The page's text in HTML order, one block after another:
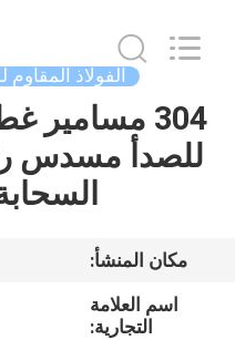
الصفحة
الرئيسية
معلومات
الفولاذ
304 مسامير
مكان المنشأ:
اسم العلامة
التجارية: